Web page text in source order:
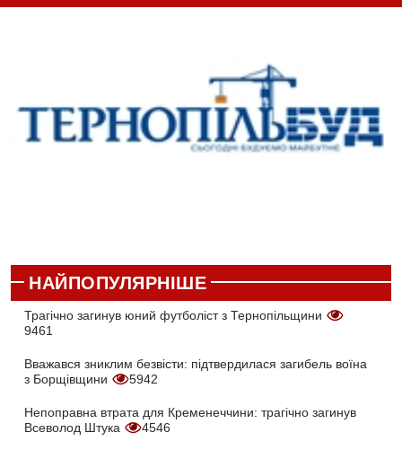
НАЙПОПУЛЯРНІШЕ
Трагічно загинув юний футболіст з Тернопільщини
9461
Вважався зниклим безвісти: підтвердилася загибель воїна
з Борщівщини
5942
Непоправна втрата для Кременеччини: трагічно загинув
Всеволод Штука
4546